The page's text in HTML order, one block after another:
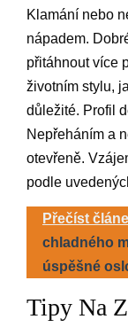
Klamání nebo
nápadem.
přitáhnout více
životním stylu,
důležité. Profil
Nepřeháním a
otevřeně.
podle
Přečíst
chladného
úspěšné
Tipy Na